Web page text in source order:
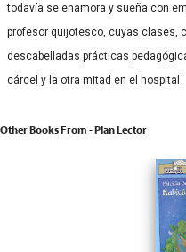
todavía se enamora y sueña con
profesor quijotesco, cuyas clases,
descabelladas prácticas
cárcel y la otra mitad en el hospital
Other Books From - Plan Lector